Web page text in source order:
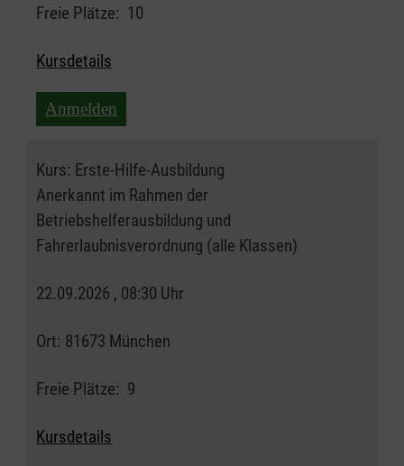
Freie Plätze: 10
Kursdetails
Anmelden
Kurs: Erste-Hilfe-Ausbildung
Anerkannt im Rahmen der
Betriebshelferausbildung und
Fahrerlaubnisverordnung (alle Klassen)
22.09.2026 , 08:30 Uhr
Ort: 81673 München
Freie Plätze: 9
Kursdetails